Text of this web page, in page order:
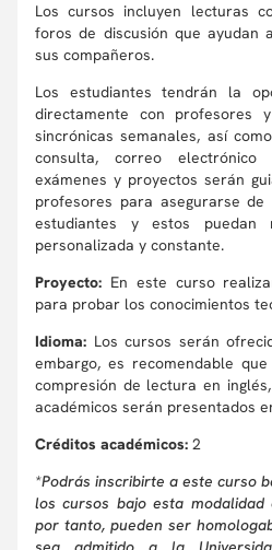
Los cursos incluyen lecturas
foros de discusión que ayudan
sus compañeros.
Los estudiantes tendrán la
directamente con profesores
sincrónicas semanales, así
consulta, correo
exámenes y proyectos serán
profesores para asegurarse
estudiantes y estos puedan
personalizada y constante.
Proyecto: En este curso
para probar los conocimientos
Idioma: Los cursos serán
embargo, es recomendable
compresión de lectura en
académicos serán presentados
Créditos académicos: 2
*Podrás inscribirte a este curso
los cursos bajo esta
por tanto, pueden ser